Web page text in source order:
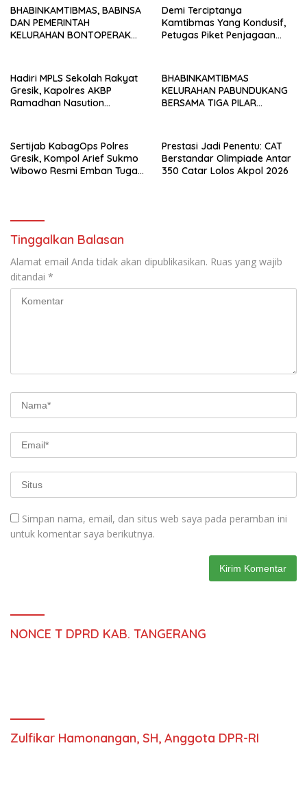
BHABINKAMTIBMAS, BABINSA
DAN PEMERINTAH
KELURAHAN BONTOPERAK
PROBLEM SOLVING
Demi Terciptanya
Kamtibmas Yang Kondusif,
Petugas Piket Penjagaan
di Malam Hari
Hadiri MPLS Sekolah Rakyat
Gresik, Kapolres AKBP
Ramadhan Nasution
Berkualitas
BHABINKAMTIBMAS
KELURAHAN PABUNDUKANG
BERSAMA TIGA PILAR
MUSIM KEMARAU
Sertijab KabagOps Polres
Gresik, Kompol Arief Sukmo
Wibowo Resmi Emban Tugas
Prestasi Jadi Penentu: CAT
Berstandar Olimpiade Antar
350 Catar Lolos Akpol 2026
Tinggalkan Balasan
Alamat email Anda tidak akan dipublikasikan. Ruas yang wajib
ditandai *
Simpan nama, email, dan situs web saya pada peramban ini
untuk komentar saya berikutnya.
NONCE T DPRD KAB. TANGERANG
Zulfikar Hamonangan, SH, Anggota DPR-RI